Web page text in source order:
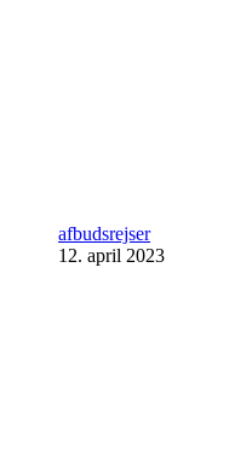
afbudsrejser
12. april 2023